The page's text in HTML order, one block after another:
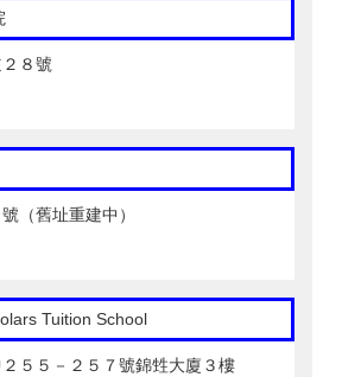
８號
（舊址重建中）
Tuition School
５５－２５７號錦甡大廈３樓